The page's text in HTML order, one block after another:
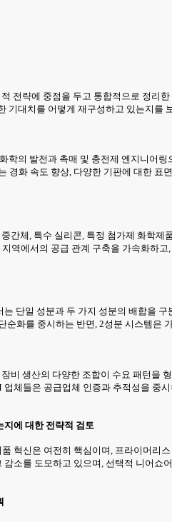
전략에 중점을 두고 통합적으로 정리
기대치를 어떻게 재구성하고 있는지를
의 발전과 촉매 및 충전제 엔지니어
화 속도 향상, 다양한 기판에 대한 표
체, 특수 실리콘, 특정 첨가제 화학제
에서의 공급 관계 구축을 가속화하
단일 성분과 두 가지 성분의 배합을
화를 중시하는 반면, 2성분 시스템은
비 생산의 다양한 조합이 수요 패턴을
체들은 공급업체 인증과 추적성을 중
지에 대한 전략적 검토
혁신은 여전히 핵심이며, 프라이머리
소를 도모하고 있으며, 선택적 니어쇼